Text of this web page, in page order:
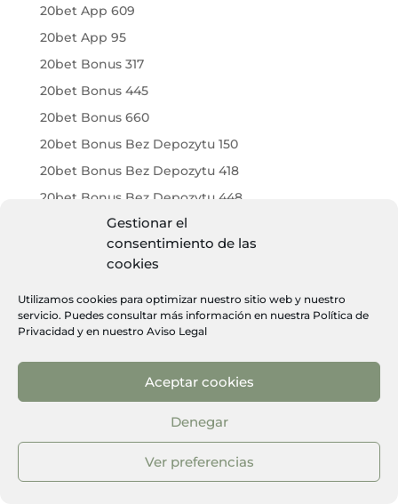
Gestionar el
consentimiento de las
cookies
Utilizamos cookies para optimizar nuestro sitio web y nuestro
servicio. Puedes consultar más información en nuestra Política de
Privacidad y en nuestro Aviso Legal
Aceptar cookies
Denegar
Ver preferencias
20bet App 609
20bet App 95
20bet Bonus 317
20bet Bonus 445
20bet Bonus 660
20bet Bonus Bez Depozytu 150
20bet Bonus Bez Depozytu 418
20bet Bonus Bez Depozytu 448
20bet Bonus Bez Depozytu 467
20bet Bonus Bez Depozytu 694
20bet Bonus Bez Depozytu 971
20bet Bonus Code 927
20bet Casino 256